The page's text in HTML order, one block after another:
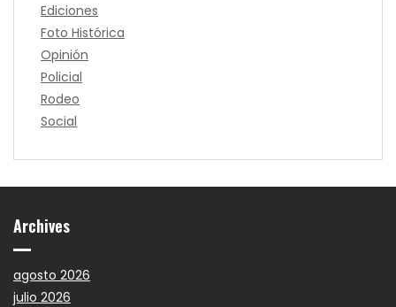
Ediciones
Foto Histórica
Opinión
Policial
Rodeo
Social
Archives
agosto 2026
julio 2026